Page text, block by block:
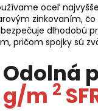
oceľ
zinkovaním,
dlhodobú
pričom spojky sú
Odolná
g/m 2